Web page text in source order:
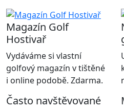
Magazín Golf
Hostivař
Vydáváme si vlastní
golfový magazín v tištěné
i online podobě. Zdarma.
Často navštěvované